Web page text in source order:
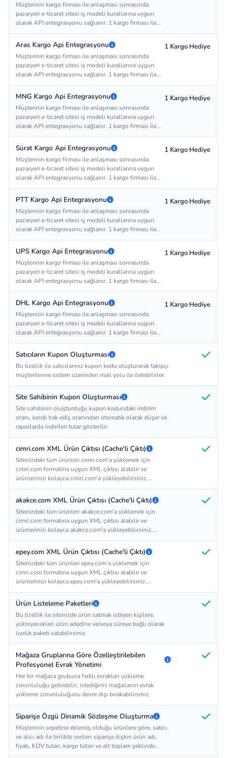
Müşterinin kargo firması ile anlaşması sonrasında
pazaryeri e-ticaret sitesi iş modeli kurallarına uygun
olarak API entegrasyonu sağlanır. 1 kargo firması ile
entegrasyon hediye olarak sunulmaktadır. Site sadece
bir adet kargo firması ile hediye olarak entegre
edilebilir. Site sahibi anlaştığı kargo firmasını
Softomi'a ileterek entegrasyon sürecini başlatır. 15
gün içerisinde entegrasyon işlemi tamamlanır. Site
sahibinin kargo firmaları ile anlaşıp anlaşmaması
Softomi'un sorumluluğunda değildir.
Aras Kargo Api Entegrasyonu
Müşterinin kargo firması ile anlaşması sonrasında
pazaryeri e-ticaret sitesi iş modeli kurallarına uygun
olarak API entegrasyonu sağlanır. 1 kargo firması ile
entegrasyon hediye olarak sunulmaktadır. Site sadece
bir adet kargo firması ile hediye olarak entegre
edilebilir. Site sahibi anlaştığı kargo firmasını
Softomi'a ileterek entegrasyon sürecini başlatır. 15
gün içerisinde entegrasyon işlemi tamamlanır. Site
sahibinin kargo firmaları ile anlaşıp anlaşmaması
Softomi'un sorumluluğunda değildir.
1 Kargo Hediye
MNG Kargo Api Entegrasyonu
Müşterinin kargo firması ile anlaşması sonrasında
pazaryeri e-ticaret sitesi iş modeli kurallarına uygun
olarak API entegrasyonu sağlanır. 1 kargo firması ile
entegrasyon hediye olarak sunulmaktadır. Site sadece
bir adet kargo firması ile hediye olarak entegre
edilebilir. Site sahibi anlaştığı kargo firmasını
Softomi'a ileterek entegrasyon sürecini başlatır. 15
gün içerisinde entegrasyon işlemi tamamlanır. Site
sahibinin kargo firmaları ile anlaşıp anlaşmaması
Softomi'un sorumluluğunda değildir.
1 Kargo Hediye
Sürat Kargo Api Entegrasyonu
Müşterinin kargo firması ile anlaşması sonrasında
pazaryeri e-ticaret sitesi iş modeli kurallarına uygun
olarak API entegrasyonu sağlanır. 1 kargo firması ile
entegrasyon hediye olarak sunulmaktadır. Site sadece
bir adet kargo firması ile hediye olarak entegre
edilebilir. Site sahibi anlaştığı kargo firmasını
Softomi'a ileterek entegrasyon sürecini başlatır. 15
gün içerisinde entegrasyon işlemi tamamlanır. Site
sahibinin kargo firmaları ile anlaşıp anlaşmaması
Softomi'un sorumluluğunda değildir.
1 Kargo Hediye
PTT Kargo Api Entegrasyonu
Müşterinin kargo firması ile anlaşması sonrasında
pazaryeri e-ticaret sitesi iş modeli kurallarına uygun
olarak API entegrasyonu sağlanır. 1 kargo firması ile
entegrasyon hediye olarak sunulmaktadır. Site sadece
bir adet kargo firması ile hediye olarak entegre
edilebilir. Site sahibi anlaştığı kargo firmasını
Softomi'a ileterek entegrasyon sürecini başlatır. 15
gün içerisinde entegrasyon işlemi tamamlanır. Site
sahibinin kargo firmaları ile anlaşıp anlaşmaması
Softomi'un sorumluluğunda değildir.
1 Kargo Hediye
UPS Kargo Api Entegrasyonu
Müşterinin kargo firması ile anlaşması sonrasında
pazaryeri e-ticaret sitesi iş modeli kurallarına uygun
olarak API entegrasyonu sağlanır. 1 kargo firması ile
entegrasyon hediye olarak sunulmaktadır. Site sadece
bir adet kargo firması ile hediye olarak entegre
edilebilir. Site sahibi anlaştığı kargo firmasını
Softomi'a ileterek entegrasyon sürecini başlatır. 15
gün içerisinde entegrasyon işlemi tamamlanır. Site
sahibinin kargo firmaları ile anlaşıp anlaşmaması
Softomi'un sorumluluğunda değildir.
1 Kargo Hediye
DHL Kargo Api Entegrasyonu
Müşterinin kargo firması ile anlaşması sonrasında
pazaryeri e-ticaret sitesi iş modeli kurallarına uygun
olarak API entegrasyonu sağlanır. 1 kargo firması ile
entegrasyon hediye olarak sunulmaktadır. Site sadece
bir adet kargo firması ile hediye olarak entegre
edilebilir. Site sahibi anlaştığı kargo firmasını
Softomi'a ileterek entegrasyon sürecini başlatır. 15
gün içerisinde entegrasyon işlemi tamamlanır. Site
sahibinin kargo firmaları ile anlaşıp anlaşmaması
Softomi'un sorumluluğunda değildir.
1 Kargo Hediye
Satıcıların Kupon Oluşturması
Bu özellik ile satıcılarınız kupon kodu oluşturarak takipçi
müşterilerine sistem üzerinden mail yolu ile iletebilirler.
Site Sahibinin Kupon Oluşturması
Site sahibinin oluşturduğu kupon kodundaki indirim
oranı, kendi hak ediş oranından otomatik olarak düşer ve
raporlarda indirilen tutar gösterilir.
cimri.com XML Ürün Çıktısı (Cache'li Çıktı)
Sitenizdeki tüm ürünleri cimri.com’a yüklemek için
cimri.com formatına uygun XML çıktısı alabilir ve
ürünlerinizi kolayca cimri.com'a yükleyebilirsiniz.
Dilerseniz sistemin oluşturacağı feed'de ürünlerinin
bulunmasını istemediğiniz satıcıları hariç tutabilir, X
kategoriler bulunmasın, sadece Y tutar üzerindeki ürünler
bu feede eklensin gibi tanımlamalar yapabilirsiniz.
Sitenizdeki ürünler her iki saatte bir taranarak cimri'nin
çekmesi için hazır olarak tutulur. Böylelikle cimri.com
ürünleri sitenizden daha hızlı çeker ve bu işlem sırasında
sitenizin veritabanı kullanılmadığından sitenizin
performansı olumsuz olarak etkilenmemiş olur. Not:
Ürünlerinizi cimri.com'a yükleyebilmek için cimri.com ile
anlaşma yapmalısınız.
akakce.com XML Ürün Çıktısı (Cache'li Çıktı)
Sitenizdeki tüm ürünleri akakce.com’a yüklemek için
cimri.com formatına uygun XML çıktısı alabilir ve
ürünlerinizi kolayca akakce.com'a yükleyebilirsiniz.
Dilerseniz sistemin oluşturacağı feed'de ürünlerinin
bulunmasını istemediğiniz satıcıları hariç tutabilir, X
kategoriler bulunmasın, sadece Y tutar üzerindeki ürünler
bu feede eklensin gibi tanımlamalar yapabilirsiniz.
Sitenizdeki ürünler her iki saatte bir taranarak cimri'nin
çekmesi için hazır olarak tutulur. Böylelikle akakce.com
ürünleri sitenizden daha hızlı çeker ve bu işlem sırasında
sitenizin veritabanı kullanılmadığından sitenizin
performansı olumsuz olarak etkilenmemiş olur. Not:
Ürünlerinizi akakce.com'a yükleyebilmek için akakce.com
ile anlaşma yapmalısınız.
epey.com XML Ürün Çıktısı (Cache'li Çıktı)
Sitenizdeki tüm ürünleri epey.com’a yüklemek için
cimri.com formatına uygun XML çıktısı alabilir ve
ürünlerinizi kolayca epey.com'a yükleyebilirsiniz.
Dilerseniz sistemin oluşturacağı feed'de ürünlerinin
bulunmasını istemediğiniz satıcıları hariç tutabilir, X
kategoriler bulunmasın, sadece Y tutar üzerindeki ürünler
bu feede eklensin gibi tanımlamalar yapabilirsiniz.
Sitenizdeki ürünler her iki saatte bir taranarak
epey.com'un çekmesi için hazır olarak tutulur. Böylelikle
epey.com ürünleri sitenizden daha hızlı çeker ve bu işlem
sırasında sitenizin veritabanı kullanılmadığından sitenizin
performansı olumsuz olarak etkilenmemiş olur. Not:
Ürünlerinizi epey.com'a yükleyebilmek için epey.com ile
anlaşma yapmalısınız.
Ürün Listeleme Paketleri
Bu özellik ile sitenizde ürün satmak isteyen kişilere,
yükleyecekleri ürün adedine ve/veya süreye bağlı olarak
üyelik paketi satabilirsiniz.
Mağaza Gruplarına Göre Özelleştirilebilen
Profesyonel Evrak Yönetimi
Her bir mağaza grubuna farklı evrakları yükleme
zorunluluğu getirebilir, istediğiniz mağazanın evrak
yükleme zorunluluğunu devre dışı bırakabilirsiniz.
Siparişe Özgü Dinamik Sözleşme Oluşturma
Müşterinin sepetine eklemiş olduğu ürünlere göre, satıcı
ve alıcı adı ile birlikte verilen siparişe ilişkin ürün adı,
fiyatı, KDV tutarı, kargo tutarı ve alt toplam şeklinde
bilgilerin de bulunduğu dinamik mesafeli satış